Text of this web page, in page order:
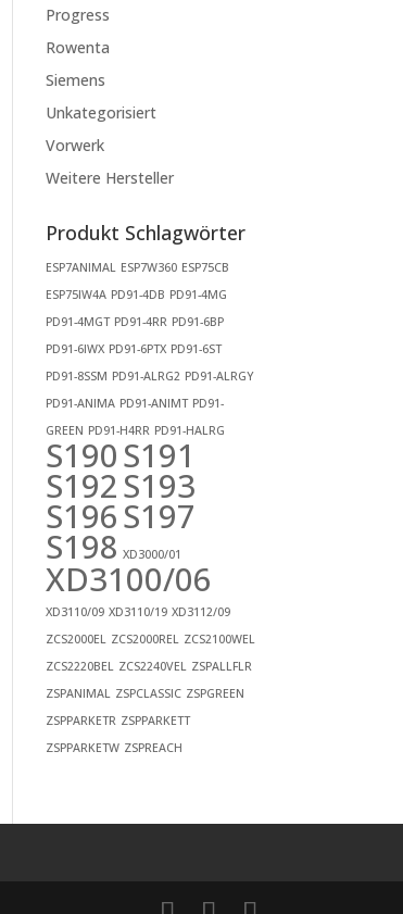
Progress
Rowenta
Siemens
Unkategorisiert
Vorwerk
Weitere Hersteller
Produkt Schlagwörter
ESP7ANIMAL ESP7W360 ESP75CB
ESP75IW4A PD91-4DB PD91-4MG
PD91-4MGT PD91-4RR PD91-6BP
PD91-6IWX PD91-6PTX PD91-6ST
PD91-8SSM PD91-ALRG2 PD91-ALRGY
PD91-ANIMA PD91-ANIMT PD91-
GREEN PD91-H4RR PD91-HALRG
S190S191
S192S193
S196S197
S198 XD3000/01
XD3100/06
XD3110/09 XD3110/19 XD3112/09
ZCS2000EL ZCS2000REL ZCS2100WEL
ZCS2220BEL ZCS2240VEL ZSPALLFLR
ZSPANIMAL ZSPCLASSIC ZSPGREEN
ZSPPARKETR ZSPPARKETT
ZSPPARKETW ZSPREACH